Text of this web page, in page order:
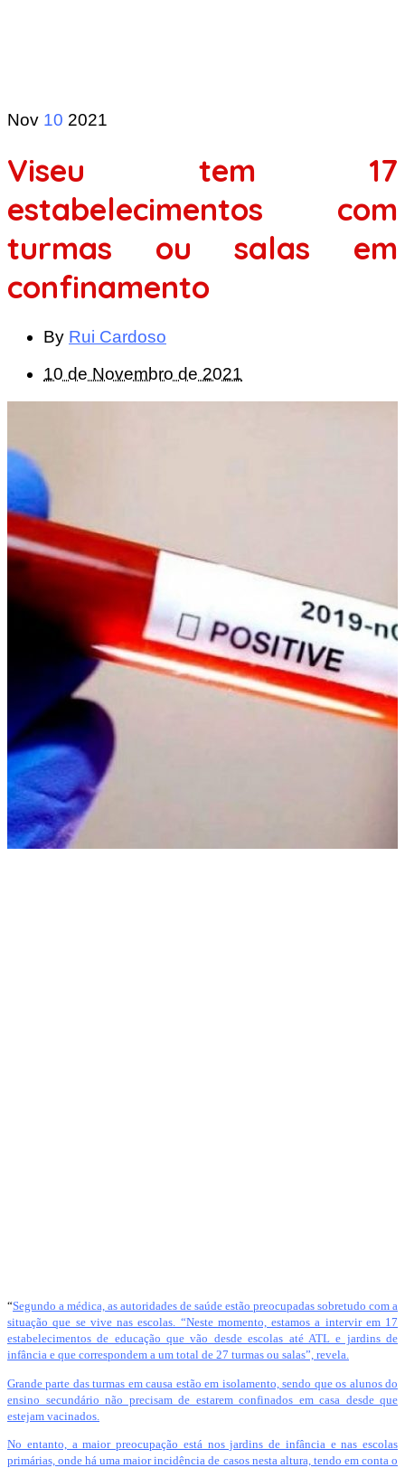
Nov 10 2021
Viseu tem 17
estabelecimentos com
turmas ou salas em
confinamento
By Rui Cardoso
10 de Novembro de 2021
“Segundo a médica, as autoridades de saúde estão preocupadas sobretudo com a
situação que se vive nas escolas. “Neste momento, estamos a intervir em 17
estabelecimentos de educação que vão desde escolas até ATL e jardins de
infância e que correspondem a um total de 27 turmas ou salas”, revela.
Grande parte das turmas em causa estão em isolamento, sendo que os alunos do
ensino secundário não precisam de estarem confinados em casa desde que
estejam vacinados.
No entanto, a maior preocupação está nos jardins de infância e nas escolas
primárias, onde há uma maior incidência de casos nesta altura, tendo em conta o